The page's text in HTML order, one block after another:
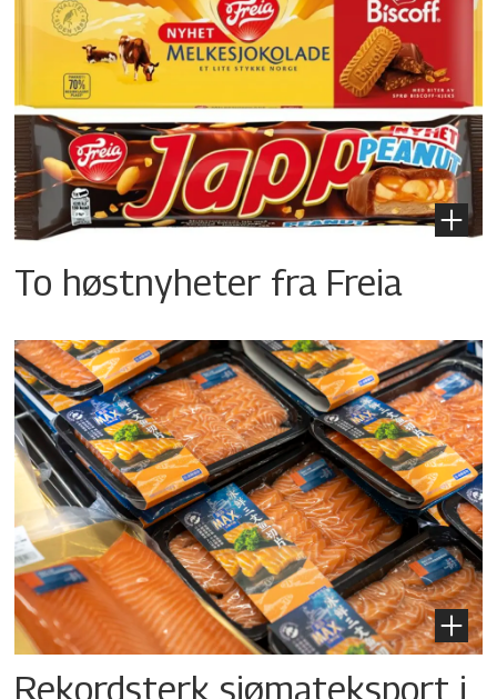
To høstnyheter fra Freia
Rekordsterk sjømateksport i